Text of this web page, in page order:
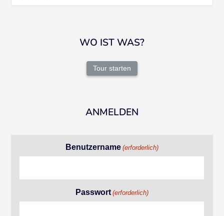
WO IST WAS?
Tour starten
ANMELDEN
Benutzername (erforderlich)
Passwort (erforderlich)